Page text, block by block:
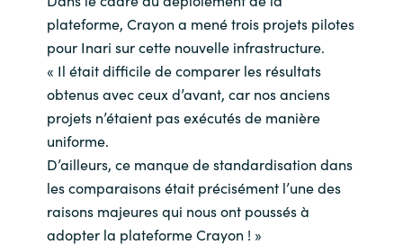
plateforme, Crayon a mené trois projets pilotes
pour Inari sur cette nouvelle infrastructure.
« Il était difficile de comparer les résultats
obtenus avec ceux d’avant, car nos anciens
projets n’étaient pas exécutés de manière
uniforme.
D’ailleurs, ce manque de standardisation dans
les comparaisons était précisément l’une des
raisons majeures qui nous ont poussés à
adopter la plateforme Crayon ! »